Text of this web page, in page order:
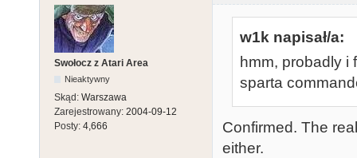
Swołocz z Atari Area
Nieaktywny
Skąd: Warszawa
Zarejestrowany: 2004-09-12
Posty: 4,666
w1k napisał/a:
hmm, probadly i
sparta
Confirmed. The
either.